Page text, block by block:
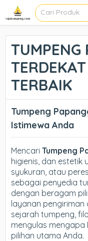
TUMPENG
TERBAIK
Tumpeng
Istimewa Anda
MencariTumpeng
higienis, dan estetik
syukuran, atau
sebagai penyedia
dengan beragam
layanan pengiriman
sejarah tumpeng,
mengulas mengapa
pilihan utama Anda.